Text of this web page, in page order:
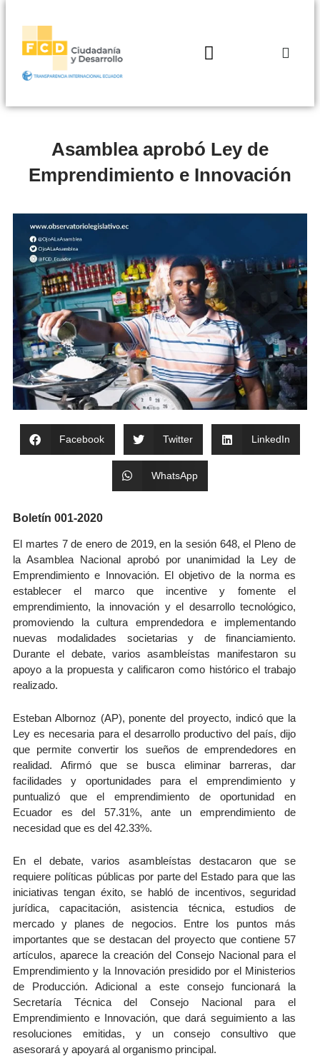
Asamblea aprobó Ley de
Emprendimiento e Innovación
Facebook Twitter LinkedIn
WhatsApp
Boletín 001-2020
El martes 7 de enero de 2019, en la sesión 648, el Pleno de
la Asamblea Nacional aprobó por unanimidad la Ley de
Emprendimiento e Innovación. El objetivo de la norma es
establecer el marco que incentive y fomente el
emprendimiento, la innovación y el desarrollo tecnológico,
promoviendo la cultura emprendedora e implementando
nuevas modalidades societarias y de financiamiento.
Durante el debate, varios asambleístas manifestaron su
apoyo a la propuesta y calificaron como histórico el trabajo
realizado.
Esteban Albornoz (AP), ponente del proyecto, indicó que la
Ley es necesaria para el desarrollo productivo del país, dijo
que permite convertir los sueños de emprendedores en
realidad. Afirmó que se busca eliminar barreras, dar
facilidades y oportunidades para el emprendimiento y
puntualizó que el emprendimiento de oportunidad en
Ecuador es del 57.31%, ante un emprendimiento de
necesidad que es del 42.33%.
En el debate, varios asambleístas destacaron que se
requiere políticas públicas por parte del Estado para que las
iniciativas tengan éxito, se habló de incentivos, seguridad
jurídica, capacitación, asistencia técnica, estudios de
mercado y planes de negocios. Entre los puntos más
importantes que se destacan del proyecto que contiene 57
artículos, aparece la creación del Consejo Nacional para el
Emprendimiento y la Innovación presidido por el Ministerios
de Producción. Adicional a este consejo funcionará la
Secretaría Técnica del Consejo Nacional para el
Emprendimiento e Innovación, que dará seguimiento a las
resoluciones emitidas, y un consejo consultivo que
asesorará y apoyará al organismo principal.